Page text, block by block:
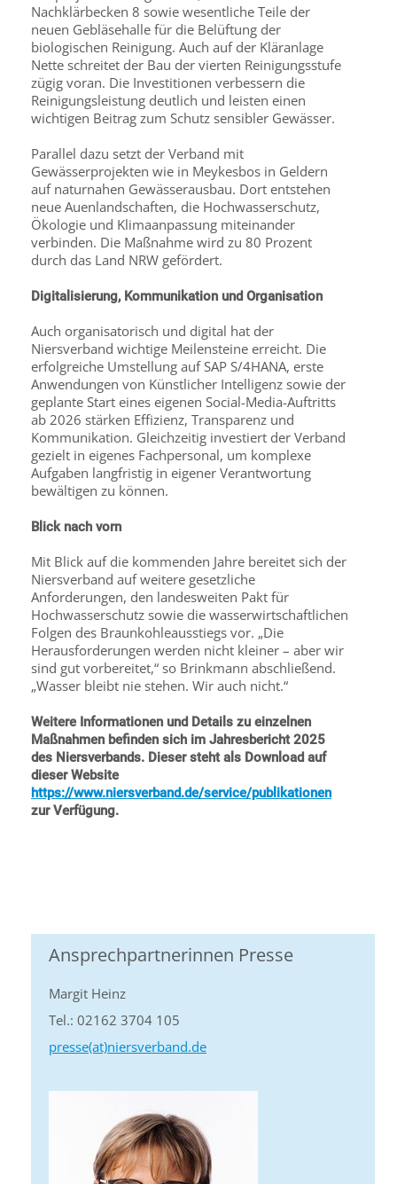
Nachklärbecken 8 sowie wesentliche Teile der
neuen Gebläsehalle für die Belüftung der
biologischen Reinigung. Auch auf der Kläranlage
Nette schreitet der Bau der vierten Reinigungsstufe
zügig voran. Die Investitionen verbessern die
Reinigungsleistung deutlich und leisten einen
wichtigen Beitrag zum Schutz sensibler Gewässer.
Parallel dazu setzt der Verband mit
Gewässerprojekten wie in Meykesbos in Geldern
auf naturnahen Gewässerausbau. Dort entstehen
neue Auenlandschaften, die Hochwasserschutz,
Ökologie und Klimaanpassung miteinander
verbinden. Die Maßnahme wird zu 80 Prozent
durch das Land NRW gefördert.
Digitalisierung, Kommunikation und Organisation
Auch organisatorisch und digital hat der
Niersverband wichtige Meilensteine erreicht. Die
erfolgreiche Umstellung auf SAP S/4HANA, erste
Anwendungen von Künstlicher Intelligenz sowie der
geplante Start eines eigenen Social-Media-Auftritts
ab 2026 stärken Effizienz, Transparenz und
Kommunikation. Gleichzeitig investiert der Verband
gezielt in eigenes Fachpersonal, um komplexe
Aufgaben langfristig in eigener Verantwortung
bewältigen zu können.
Blick nach vorn
Mit Blick auf die kommenden Jahre bereitet sich der
Niersverband auf weitere gesetzliche
Anforderungen, den landesweiten Pakt für
Hochwasserschutz sowie die wasserwirtschaftlichen
Folgen des Braunkohleausstiegs vor. „Die
Herausforderungen werden nicht kleiner – aber wir
sind gut vorbereitet,“ so Brinkmann abschließend.
„Wasser bleibt nie stehen. Wir auch nicht.“
Weitere Informationen und Details zu einzelnen
Maßnahmen be­finden sich im Jahresbericht 2025
des Niersverbands. Dieser steht als Download auf
dieser Website
https://www.niersverband.de/service/publikationen
zur Verfügung.
Ansprechpartnerinnen Presse
Margit Heinz
Tel.: 02162 3704 105
presse(at)niersverband.de